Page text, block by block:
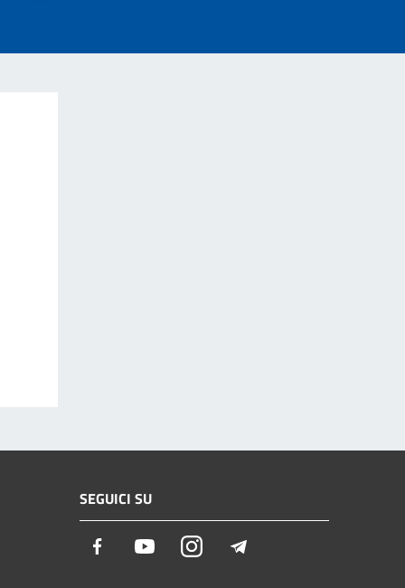
SEGUICI SU
Facebook YoutubeInstagram